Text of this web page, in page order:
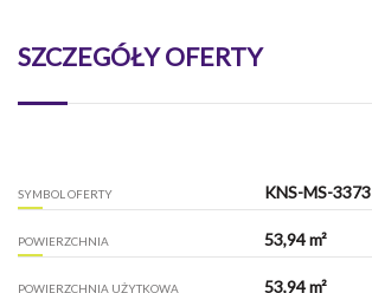
SZCZEGÓŁY OFERTY
SYMBOL OFERTY KNS-MS-3373
POWIERZCHNIA 53,94 m²
POWIERZCHNIA UŻYTKOWA 53,94 m²